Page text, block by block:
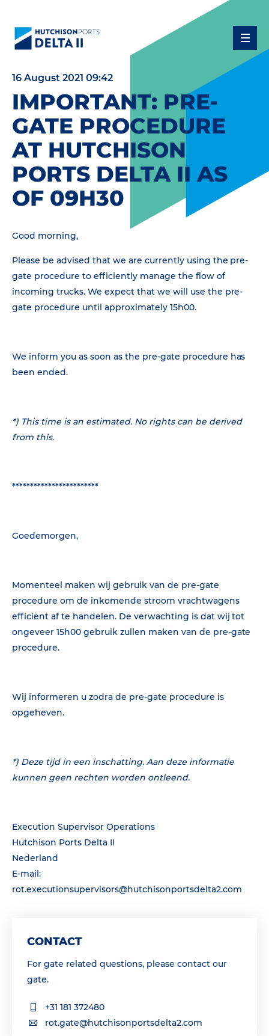
16 August 2021 09:42
IMPORTANT: PRE-
GATE PROCEDURE
AT HUTCHISON
PORTS DELTA II AS
OF 09H30
Good morning,
Please be advised that we are currently using the pre-
gate procedure to efficiently manage the flow of
incoming trucks. We expect that we will use the pre-
gate procedure until approximately 15h00.
We inform you as soon as the pre-gate procedure has
been ended.
*) This time is an estimated. No rights can be derived
from this.
************************
Goedemorgen,
Momenteel maken wij gebruik van de pre-gate
procedure om de inkomende stroom vrachtwagens
efficiënt af te handelen. De verwachting is dat wij tot
ongeveer 15h00 gebruik zullen maken van de pre-gate
procedure.
Wij informeren u zodra de pre-gate procedure is
opgeheven.
*) Deze tijd in een inschatting. Aan deze informatie
kunnen geen rechten worden ontleend.
Execution Supervisor Operations
Hutchison Ports Delta II
Nederland
E-mail:
rot.executionsupervisors@hutchisonportsdelta2.com
CONTACT
For gate related questions, please contact our
gate.
+31 181 372480
rot.gate@hutchisonportsdelta2.com